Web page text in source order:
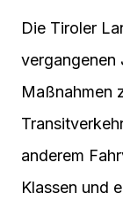
Die Tiroler
vergangenen
Maßnahmen
anderem
Klassen und